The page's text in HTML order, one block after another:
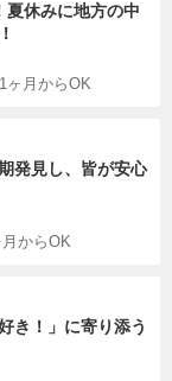
夏休みに地方の中
1ヶ月からOK
発見し、皆が安心
からOK
き！」に寄り添う